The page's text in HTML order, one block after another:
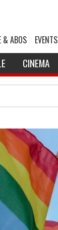
& ABOS EVENTS
CINEMA